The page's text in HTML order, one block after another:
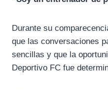
Durante su
que las conversaciones
sencillas y que la
Deportivo FC fue